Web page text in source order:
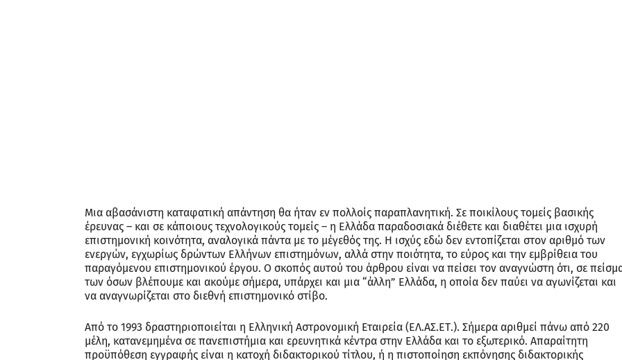
Μια αβασάνιστη καταφατική απάντηση θα ήταν εν πολλοίς παραπλανητική. Σε ποικίλους τομείς βασικής
έρευνας – και σε κάποιους τεχνολογικούς τομείς – η Ελλάδα παραδοσιακά διέθετε και διαθέτει μια ισχυρή
επιστημονική κοινότητα, αναλογικά πάντα με το μέγεθός της. Η ισχύς εδώ δεν εντοπίζεται στον αριθμό των
ενεργών, εγχωρίως δρώντων Ελλήνων επιστημόνων, αλλά στην ποιότητα, το εύρος και την εμβρίθεια του
παραγόμενου επιστημονικού έργου. Ο σκοπός αυτού του άρθρου είναι να πείσει τον αναγνώστη ότι, σε
των όσων βλέπουμε και ακούμε σήμερα, υπάρχει και μια “άλλη” Ελλάδα, η οποία δεν παύει να αγωνίζεται και
να αναγνωρίζεται στο διεθνή επιστημονικό στίβο.
Από το 1993 δραστηριοποιείται η Ελληνική Αστρονομική Εταιρεία (ΕΛ.ΑΣ.ΕΤ.). Σήμερα αριθμεί πάνω από 220
μέλη, κατανεμημένα σε πανεπιστήμια και ερευνητικά κέντρα στην Ελλάδα και το εξωτερικό. Απαραίτητη
προϋπόθεση εγγραφής είναι η κατοχή διδακτορικού τίτλου, ή η πιστοποίηση εκπόνησης διδακτορικής